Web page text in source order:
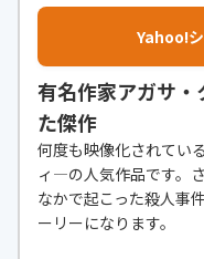
Yahoo!
有名作家アガサ
た傑作
何度も映像化されてい
ィ―の人気作品です。
なかで起こった殺人事
ーリーになります。